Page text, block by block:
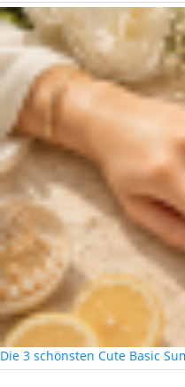
Die 3 schönsten Cute Basic